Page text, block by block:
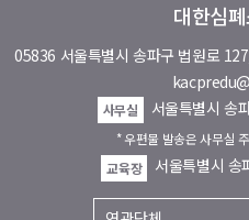
대한심
05836 서울특별시 송파구 법원로
사무실 서울특별시 송
* 우편물 발송은 사무실
교육장
서울특별시 송